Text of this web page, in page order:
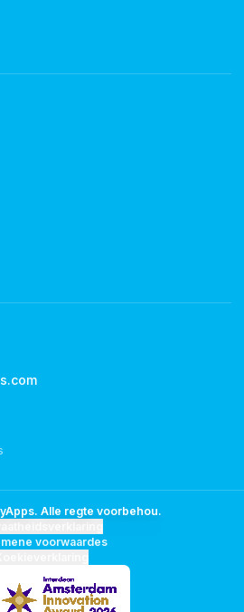
Alle regte voorbehou.
voorwaardes